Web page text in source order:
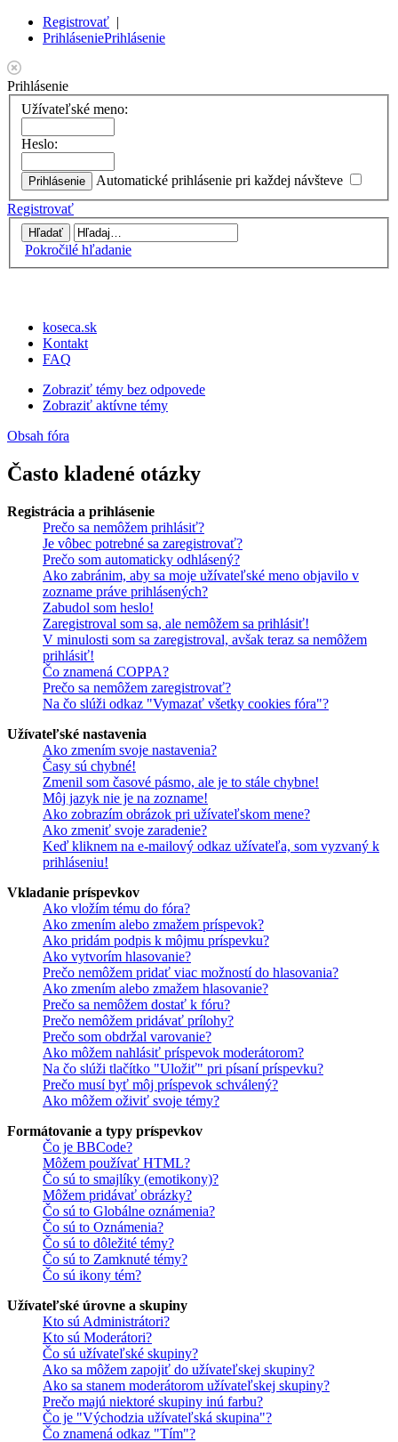
Registrovať |
PrihláseniePrihlásenie
Prihlásenie
Užívateľské meno:
Heslo:
Automatické prihlásenie pri každej návšteve
Registrovať
Pokročilé hľadanie
koseca.sk
Kontakt
FAQ
Zobraziť témy bez odpovede
Zobraziť aktívne témy
Obsah fóra
Často kladené otázky
Registrácia a prihlásenie
Prečo sa nemôžem prihlásiť?
Je vôbec potrebné sa zaregistrovať?
Prečo som automaticky odhlásený?
Ako zabránim, aby sa moje užívateľské meno objavilo v
zozname práve prihlásených?
Zabudol som heslo!
Zaregistroval som sa, ale nemôžem sa prihlásiť!
V minulosti som sa zaregistroval, avšak teraz sa nemôžem
prihlásiť!
Čo znamená COPPA?
Prečo sa nemôžem zaregistrovať?
Na čo slúži odkaz "Vymazať všetky cookies fóra"?
Užívateľské nastavenia
Ako zmením svoje nastavenia?
Časy sú chybné!
Zmenil som časové pásmo, ale je to stále chybne!
Môj jazyk nie je na zozname!
Ako zobrazím obrázok pri užívateľskom mene?
Ako zmeniť svoje zaradenie?
Keď kliknem na e-mailový odkaz užívateľa, som vyzvaný k
prihláseniu!
Vkladanie príspevkov
Ako vložím tému do fóra?
Ako zmením alebo zmažem príspevok?
Ako pridám podpis k môjmu príspevku?
Ako vytvorím hlasovanie?
Prečo nemôžem pridať viac možností do hlasovania?
Ako zmením alebo zmažem hlasovanie?
Prečo sa nemôžem dostať k fóru?
Prečo nemôžem pridávať prílohy?
Prečo som obdržal varovanie?
Ako môžem nahlásiť príspevok moderátorom?
Na čo slúži tlačítko "Uložiť" pri písaní príspevku?
Prečo musí byť môj príspevok schválený?
Ako môžem oživiť svoje témy?
Formátovanie a typy príspevkov
Čo je BBCode?
Môžem používať HTML?
Čo sú to smajlíky (emotikony)?
Môžem pridávať obrázky?
Čo sú to Globálne oznámenia?
Čo sú to Oznámenia?
Čo sú to dôležité témy?
Čo sú to Zamknuté témy?
Čo sú ikony tém?
Užívateľské úrovne a skupiny
Kto sú Administrátori?
Kto sú Moderátori?
Čo sú užívateľské skupiny?
Ako sa môžem zapojiť do užívateľskej skupiny?
Ako sa stanem moderátorom užívateľskej skupiny?
Prečo majú niektoré skupiny inú farbu?
Čo je "Východzia užívateľská skupina"?
Čo znamená odkaz "Tím"?